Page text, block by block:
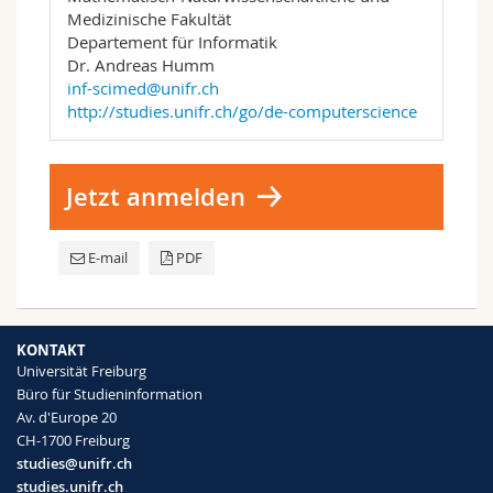
Medizinische Fakultät
Departement für Informatik
Dr. Andreas Humm
inf-scimed@unifr.ch
http://studies.unifr.ch/go/de-computerscience
Jetzt anmelden
E-mail PDF
KONTAKT
Universität Freiburg
Büro für Studieninformation
Av. d'Europe 20
CH-1700 Freiburg
studies@unifr.ch
studies.unifr.ch